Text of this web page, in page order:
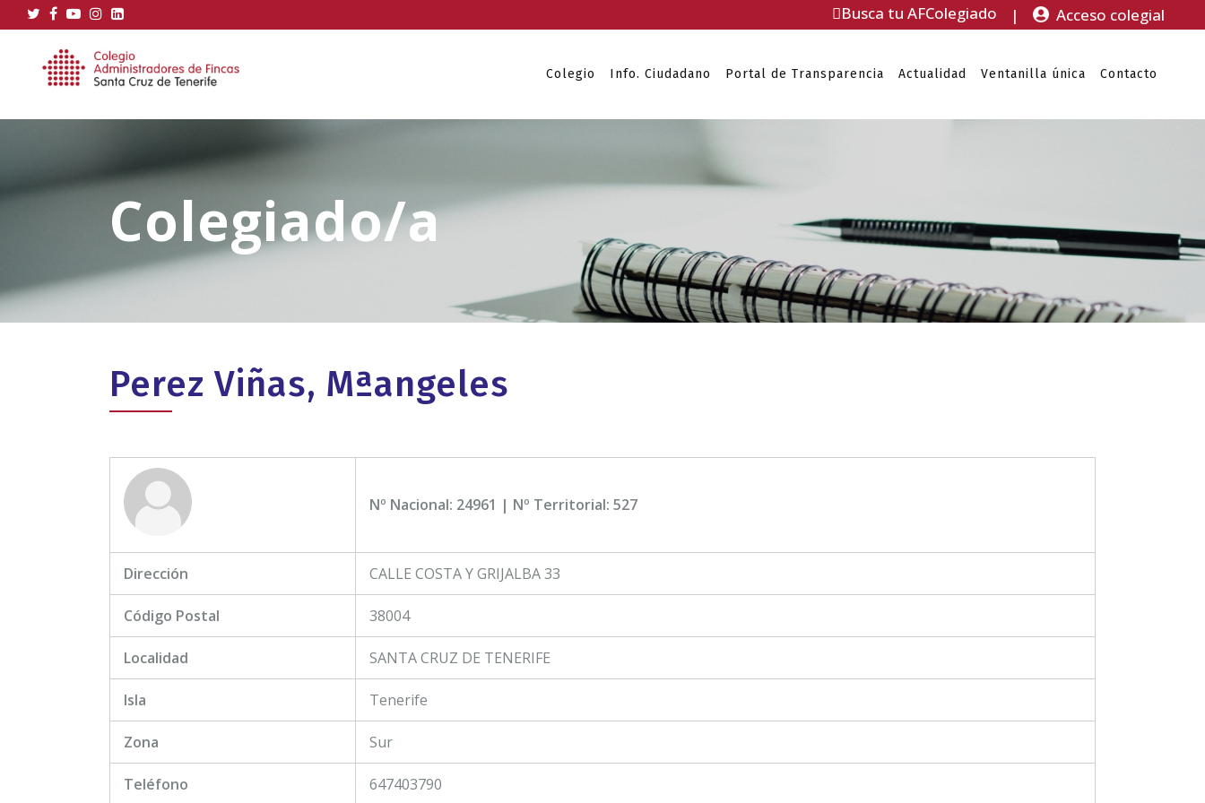
Busca tu AFColegiado | Acceso colegial
Colegio Info. Ciudadano Portal de Transparencia Actualidad Ventanilla única Contacto
Perez Viñas, Mªangeles
Nº Nacional: 24961 | Nº Territorial: 527
Dirección CALLE COSTA Y GRIJALBA 33
Código Postal 38004
Localidad SANTA CRUZ DE TENERIFE
Isla Tenerife
Zona Sur
Teléfono 647403790